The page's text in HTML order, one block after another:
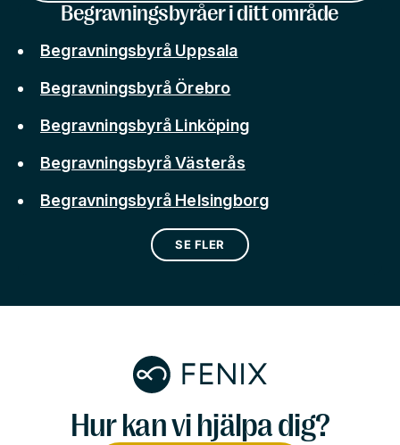
Begravningsbyråer i ditt område
Begravningsbyrå Uppsala
Begravningsbyrå Örebro
Begravningsbyrå Linköping
Begravningsbyrå Västerås
Begravningsbyrå Helsingborg
SE FLER
Hur kan vi hjälpa dig?